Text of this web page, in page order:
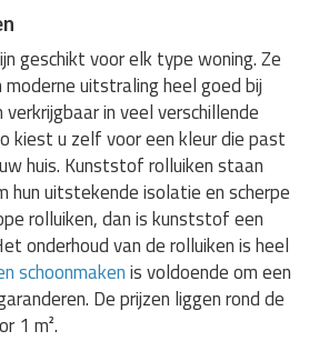
geschikt voor elk type woning. Ze
uitstraling heel goed bij
verkrijgbaar in veel verschillende
kiest u zelf voor een kleur die past
huis. Kunststof rolluiken staan
hun uitstekende isolatie en scherpe
rolluiken, dan is kunststof een
onderhoud van de rolluiken is heel
schoonmakenis voldoende om een
De prijzen liggen rond de
1 m².